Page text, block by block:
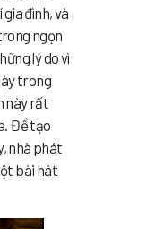
đình, và
ngọn
lý do vì
trong
này rất
Để tạo
nhà phát
bài hát